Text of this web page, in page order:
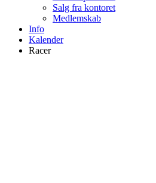
Salg fra kontoret
Medlemskab
Info
Kalender
Racer